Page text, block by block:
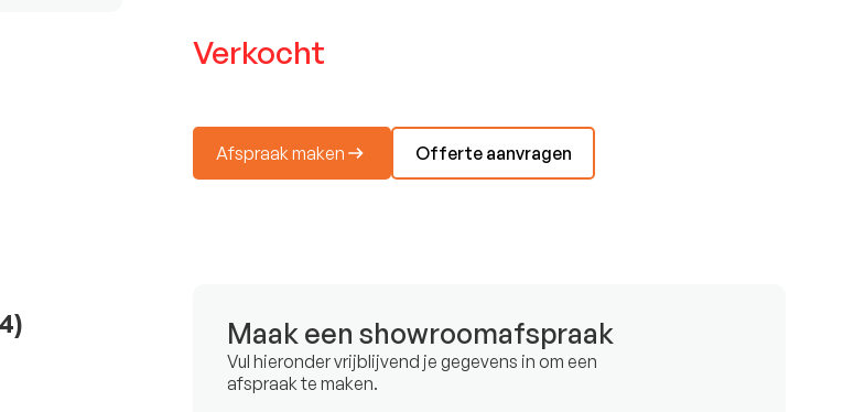
Verkocht
Afspraak maken Offerte aanvragen
Maak een showroomafspraak
Vul hieronder vrijblijvend je gegevens in om een
afspraak te maken.